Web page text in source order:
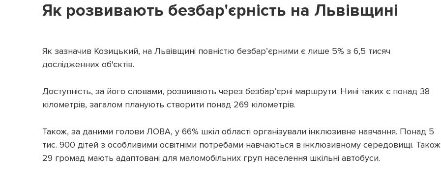
Як розвивають безбар'єрність на Львівщині
Як зазначив Козицький, на Львівщині повністю безбар’єрними є лише 5% з 6,5 тисяч
дослідженних об'єктів.
Доступність, за його словами, розвивають через безбар’єрні маршрути. Нині таких є понад 38
кілометрів, загалом планують створити понад 269 кілометрів.
Також, за даними голови ЛОВА, у 66% шкіл області організували інклюзивне навчання. Понад 5
тис. 900 дітей з особливими освітніми потребами навчаються в інклюзивному середовищі. Також
29 громад мають адаптовані для маломобільних груп населення шкільні автобуси.